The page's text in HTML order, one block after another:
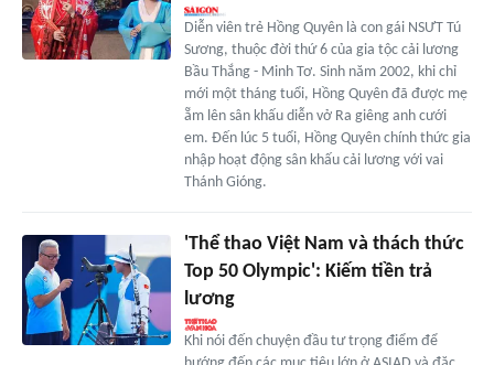
Diễn viên trẻ Hồng Quyên là con gái NSƯT Tú
Sương, thuộc đời thứ 6 của gia tộc cải lương
Bầu Thắng - Minh Tơ. Sinh năm 2002, khi chỉ
mới một tháng tuổi, Hồng Quyên đã được mẹ
ẵm lên sân khấu diễn vở Ra giêng anh cưới
em. Đến lúc 5 tuổi, Hồng Quyên chính thức gia
nhập hoạt động sân khấu cải lương với vai
Thánh Gióng.
'Thể thao Việt Nam và thách thức
Top 50 Olympic': Kiếm tiền trả
lương
Khi nói đến chuyện đầu tư trọng điểm để